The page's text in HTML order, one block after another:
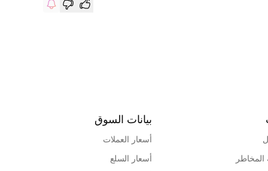
المخاطر
بيانات السوق
أسعار العملات
أسعار السلع